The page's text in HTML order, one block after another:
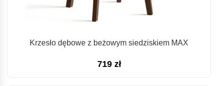
Krzesło dębowe z beżowym siedziskiem MAX
719 zł